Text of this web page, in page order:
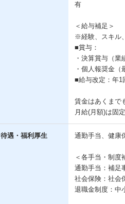
有
＜給与補足＞
※経験、スキル
■賞与：
・決算賞与（業
・個人報奨金
■給与改定：年1
賃金はあくまで
月給(月額)は固
待遇・福利厚生 通勤手当、健康
＜各手当・制度
通勤手当：補足
社会保険：社会
退職金制度：中